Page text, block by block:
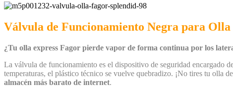
Válvula de Funcionamiento Negra para
¿Tu olla express Fagor pierde vapor de forma continua por los
La válvula de funcionamiento es el dispositivo de seguridad encargado
temperaturas, el plástico técnico se vuelve quebradizo. ¡No tires tu olla
almacén más barato de internet.